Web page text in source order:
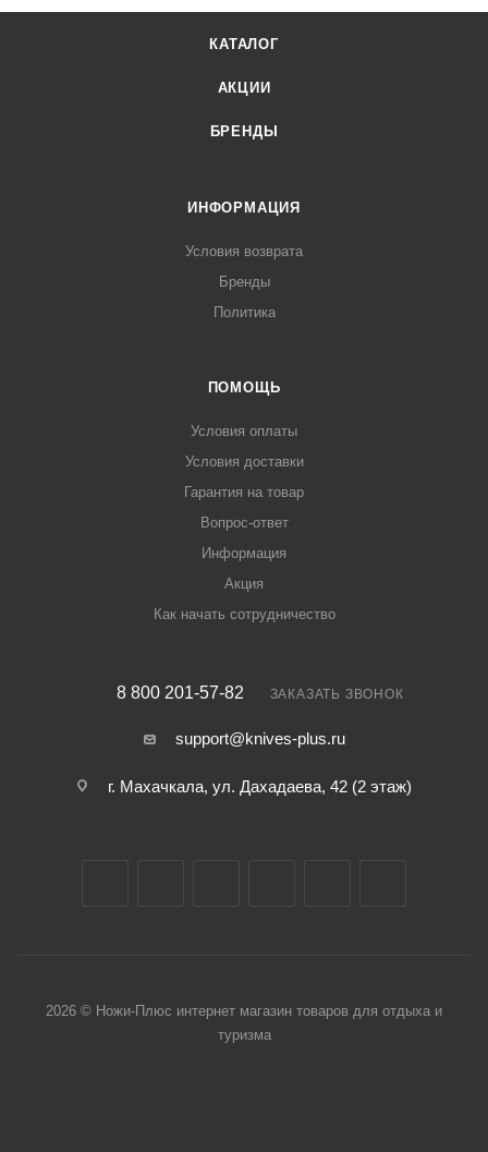
КАТАЛОГ
АКЦИИ
БРЕНДЫ
ИНФОРМАЦИЯ
Условия возврата
Бренды
Политика
ПОМОЩЬ
Условия оплаты
Условия доставки
Гарантия на товар
Вопрос-ответ
Информация
Акция
Как начать сотрудничество
8 800 201-57-82 ЗАКАЗАТЬ ЗВОНОК
support@knives-plus.ru
г. Махачкала, ул. Дахадаева, 42 (2 этаж)
2026 © Ножи-Плюс интернет магазин товаров для отдыха и
туризма